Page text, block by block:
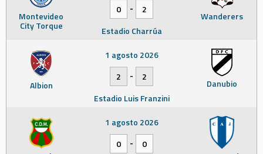
Montevideo
City Torque
Wanderers
0
-
2
Estadio Charrúa
Albion Danubio
1 agosto 2026
2
-
2
Estadio Luis Franzini
1 agosto 2026
0
- 0